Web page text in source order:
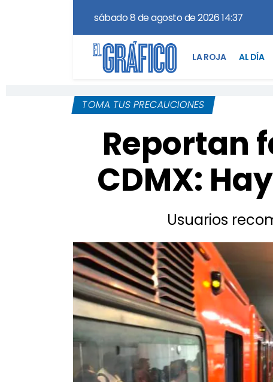
sábado 8 de agosto de 2026 14:37
LA ROJA AL DÍA
TOMA TUS PRECAUCIONES
Reportan
CDMX:
Usuarios